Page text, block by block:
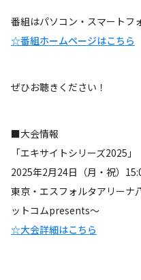
番組はパソコン・スマートフ
☆番組ホームページはこちら
ぜひお聴きください！
■大会情報
「エキサイトシリーズ2025」
2025年2月24日（月・祝）
東京・エスフォルタアリーナ
ットコムpresents～
☆大会詳細はこちら